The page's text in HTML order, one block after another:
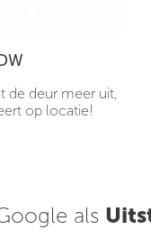
de deur meer uit,
op locatie!
als